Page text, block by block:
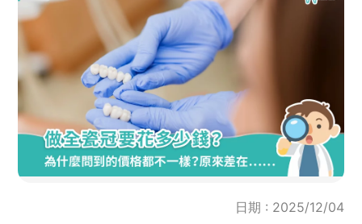
日期 : 2025/12/04